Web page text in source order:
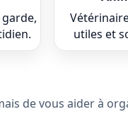
utiles et
de vous aider à